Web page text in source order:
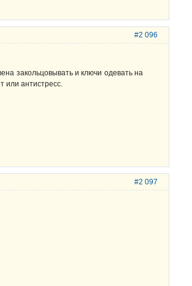
#2 096
закольцовывать и ключи одевать на
или антистресс.
#2 097